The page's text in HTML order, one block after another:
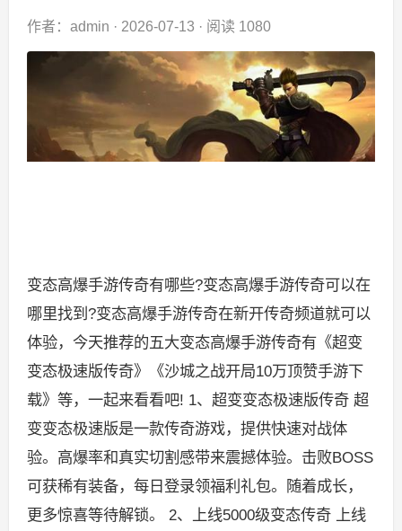
作者：admin · 2026-07-13 · 阅读 1080
变态高爆手游传奇有哪些?变态高爆手游传奇可以在
哪里找到?变态高爆手游传奇在新开传奇频道就可以
体验，今天推荐的五大变态高爆手游传奇有《超变
变态极速版传奇》《沙城之战开局10万顶赞手游下
载》等，一起来看看吧! 1、超变变态极速版传奇 超
变变态极速版是一款传奇游戏，提供快速对战体
验。高爆率和真实切割感带来震撼体验。击败BOSS
可获稀有装备，每日登录领福利礼包。随着成长，
更多惊喜等待解锁。 2、上线5000级变态传奇 上线